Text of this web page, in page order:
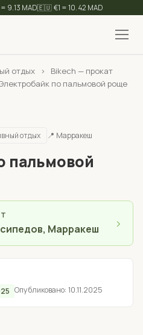
9.13 MAD🇪🇺 €1 = 10.42 MAD
Найти ✕
отдых ›
Bikech — прокат
по пальмовой роще
отдых 📍 Марракеш
пальмовой
Марракеш ›
Опубликовано: 10.11.2025